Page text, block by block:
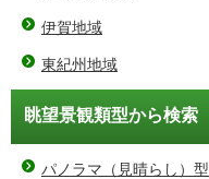
伊賀地域
東紀州地域
眺望景観類型から検索
パノラマ（見晴らし）型